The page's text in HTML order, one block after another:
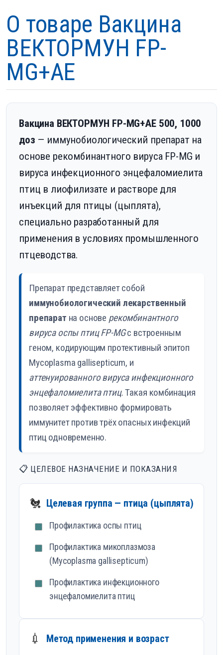
О товаре Вакцина
ВЕКТОРМУН FP-
MG+AE
Вакцина ВЕКТОРМУН FP-MG+AE 500, 1000
доз — иммунобиологический препарат на
основе рекомбинантного вируса FP-MG и
вируса инфекционного энцефаломиелита
птиц в лиофилизате и растворе для
инъекций для птицы (цыплята),
специально разработанный для
применения в условиях промышленного
птцеводства.
Препарат представляет собой
иммунобиологический лекарственный
препарат на основе рекомбинантного
вируса оспы птиц FP-MGс встроенным
геном, кодирующим протективный эпитоп
Mycoplasma gallisepticum, и
аттенуированного вируса инфекционного
энцефаломиелита птиц. Такая комбинация
позволяет эффективно формировать
иммунитет против трёх опасных инфекций
птиц одновременно.
📋 ЦЕЛЕВОЕ НАЗНАЧЕНИЕ И ПОКАЗАНИЯ
🐔 Целевая группа — птица (цыплята)
Профилактика оспы птиц
Профилактика микоплазмоза
(Mycoplasma gallisepticum)
Профилактика инфекционного
энцефаломиелита птиц
💉 Метод применения и возраст